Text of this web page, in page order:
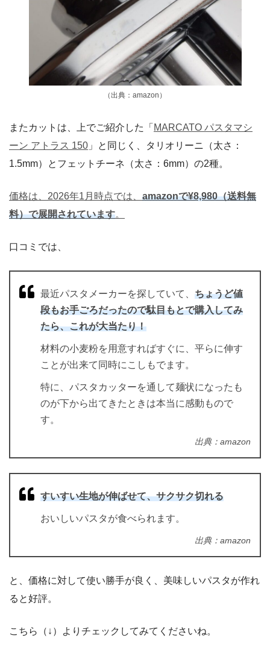
（出典：amazon）
またカットは、上でご紹介した「 MARCATO パスタマシ
ーン アトラス 150 」と同じく、タリオリーニ（太さ：
1.5mm）とフェットチーネ（太さ：6mm）の2種。
価格は、2026年1月時点では、 amazonで¥8,980（送料無
料）で展開されています。
口コミでは、
最近パスタメーカーを探していて、 ちょうど値
段もお手ごろだったので駄目もとで購入してみ
たら、これが大当たり！
材料の小麦粉を用意すればすぐに、平らに伸す
ことが出来て同時にこしもでます。
特に、パスタカッターを通して麺状になったも
のが下から出てきたときは本当に感動もので
す。
出典：amazon
すいすい生地が伸ばせて、サクサク切れる
おいしいパスタが食べられます。
出典：amazon
と、価格に対して使い勝手が良く、美味しいパスタが作れ
ると好評。
こちら（↓）よりチェックしてみてくださいね。